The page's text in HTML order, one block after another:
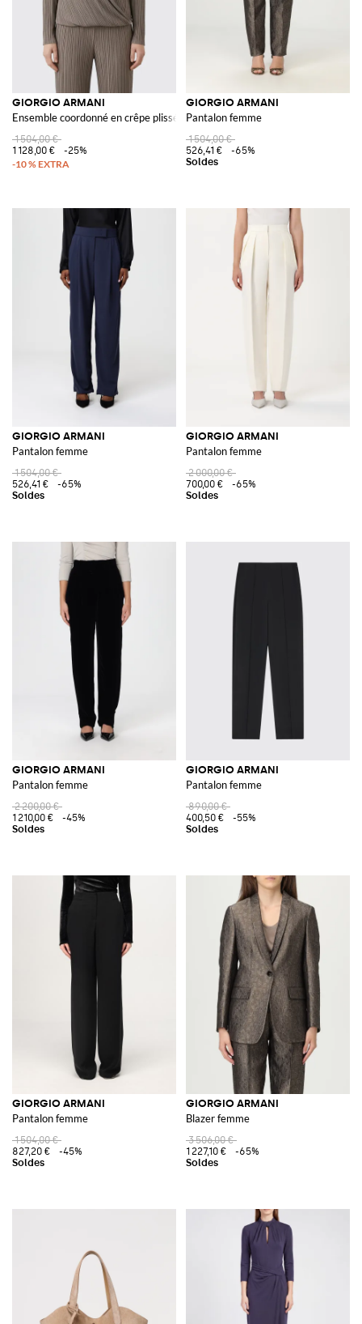
GIORGIO ARMANI
Ensemble coordonné en crêpe plissé
1 504,00 €
1 128,00 €
-25%
GIORGIO ARMANI
Pantalon femme
1 504,00 €
526,41 €
-65%
GIORGIO ARMANI
Pantalon femme
1 504,00 €
526,41 €
-65%
GIORGIO ARMANI
Pantalon femme
2 000,00 €
700,00 €
-65%
GIORGIO ARMANI
Pantalon femme
2 200,00 €
1 210,00 €
-45%
GIORGIO ARMANI
Pantalon femme
890,00 €
400,50 €
-55%
GIORGIO ARMANI
Pantalon femme
1 504,00 €
827,20 €
-45%
GIORGIO ARMANI
Blazer femme
3 506,00 €
1 227,10 €
-65%